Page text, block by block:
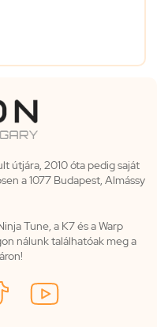
útjára, 2010 óta pedig saját
a 1077 Budapest, Almássy
Tune, a K7 és a Warp
nálunk találhatóak meg a